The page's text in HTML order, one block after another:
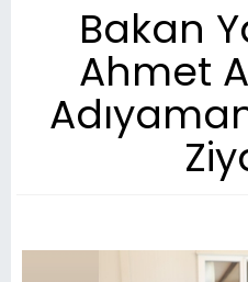
Bakan
Ahmet